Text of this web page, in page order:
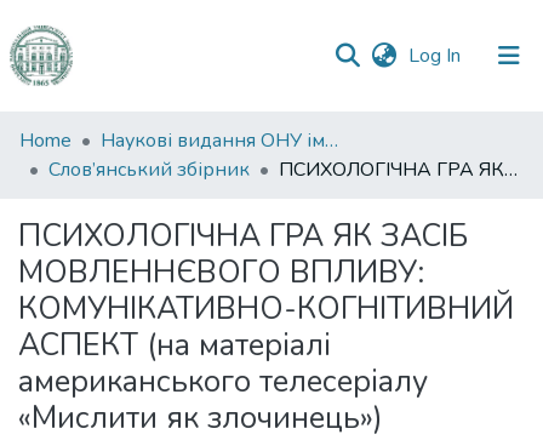
Log In (current)
Communities
&
All of DSpace
Statistics
Home
Наукові видання ОНУ імені І. І. Мечникова
Слов’янський збірник
ПСИХОЛОГІЧНА ГРА ЯК ЗАСІБ МОВЛЕННЄВОГО ВПЛИВУ: КОМУНІКАТИВНО-КОГНІТИВНИЙ АСПЕКТ (на матеріалі американського телесеріалу «Мислити як злочинець»)
ПСИХОЛОГІЧНА ГРА ЯК ЗАСІБ
МОВЛЕННЄВОГО ВПЛИВУ:
КОМУНІКАТИВНО-КОГНІТИВНИЙ
АСПЕКТ (на матеріалі
американського телесеріалу
«Мислити як злочинець»)